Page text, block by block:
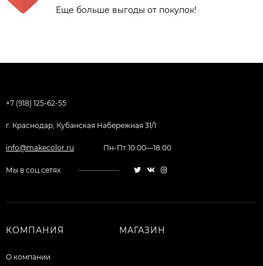
Еще больше выгоды от покупок!
+7 (918) 125-62-55
г. Краснодар, Кубанская Набережная 31/1
info@makecolor.ru Пн-Пт 10:00—18:00
Мы в соц.сетях
КОМПАНИЯ
О компании
МАГАЗИН